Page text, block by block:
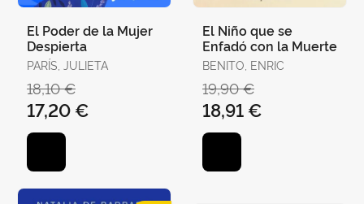
El Poder de la Mujer
Despierta
PARÍS, JULIETA
18,10 €
17,20 €
El Niño que se
Enfadó con la Muerte
BENITO, ENRIC
19,90 €
18,91 €